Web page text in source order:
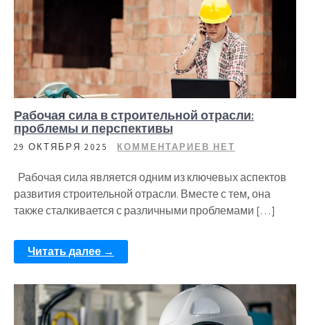
Рабочая сила в строительной отрасли:
проблемы и перспективы
29 ОКТЯБРЯ 2025 КОММЕНТАРИЕВ НЕТ
Рабочая сила является одним из ключевых аспектов
развития строительной отрасли. Вместе с тем, она
также сталкивается с различными проблемами […]
Читать далее →